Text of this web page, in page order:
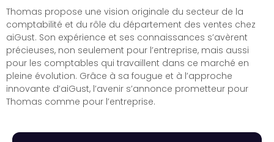
Thomas propose une vision originale du secteur de la
comptabilité et du rôle du département des ventes chez
aiGust. Son expérience et ses connaissances s’avèrent
précieuses, non seulement pour l’entreprise, mais aussi
pour les comptables qui travaillent dans ce marché en
pleine évolution. Grâce à sa fougue et à l’approche
innovante d’aiGust, l’avenir s’annonce prometteur pour
Thomas comme pour l’entreprise.